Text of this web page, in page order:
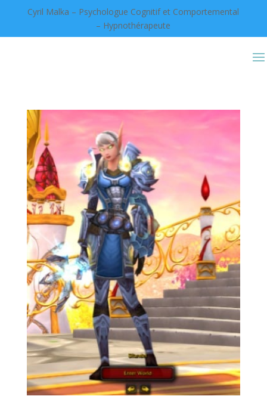
Cyril Malka – Psychologue Cognitif et Comportemental
– Hypnothérapeute